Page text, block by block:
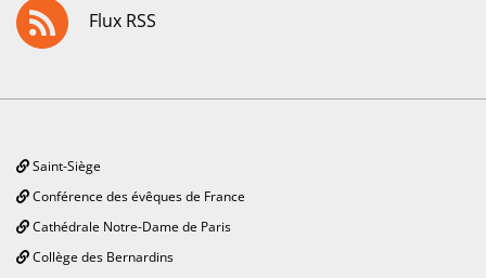
Flux RSS
Saint-Siège
Conférence des évêques de France
Cathédrale Notre-Dame de Paris
Collège des Bernardins